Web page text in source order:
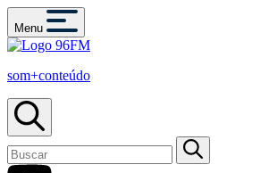
Menu
som+conteúdo